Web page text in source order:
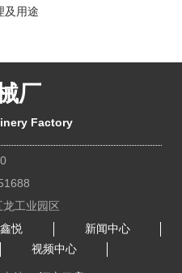
及用途
厂
Factory
工业园区
悦
新闻中心
视频中心